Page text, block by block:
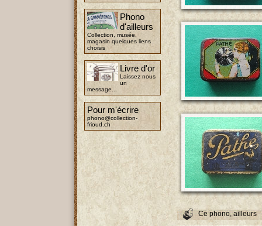
Phono
d'ailleurs
Collection, musée,
magasin quelques liens
choisis
Livre d'or
Laissez nous
un
message...
Pour m'écrire
phono@collection-
frioud.ch
Ce phono, ailleurs